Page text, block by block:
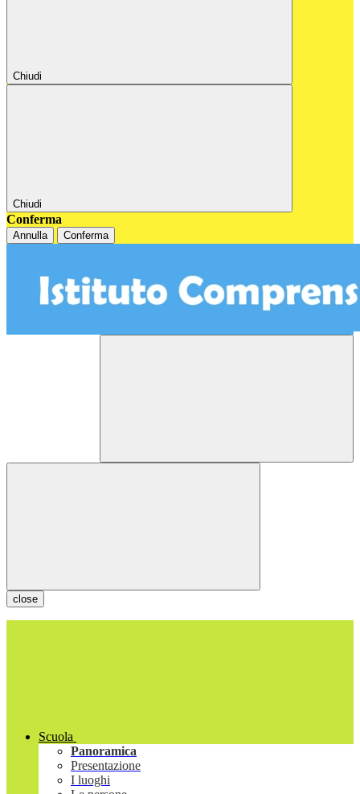
Chiudi
Chiudi
Conferma
Annulla Conferma
close
Scuola
Panoramica
Presentazione
I luoghi